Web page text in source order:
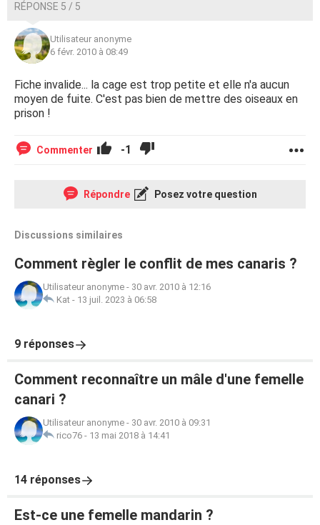
RÉPONSE 5 / 5
Utilisateur anonyme
6 févr. 2010 à 08:49
Fiche invalide... la cage est trop petite et elle n'a aucun
moyen de fuite. C'est pas bien de mettre des oiseaux en
prison !
Commenter -1
Répondre Posez votre question
Discussions similaires
Comment règler le conflit de mes canaris ?
Utilisateur anonyme - 30 avr. 2010 à 12:16
Kat - 13 juil. 2023 à 06:58
9 réponses
Comment reconnaître un mâle d'une femelle
canari ?
Utilisateur anonyme - 30 avr. 2010 à 09:31
rico76 - 13 mai 2018 à 14:41
14 réponses
Est-ce une femelle mandarin ?